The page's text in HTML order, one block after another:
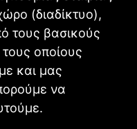
(διαδίκτυο),
τους βασικούς
οποίους
και μας
να